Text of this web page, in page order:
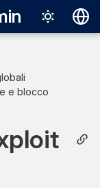
Español
Italiano
e blocco